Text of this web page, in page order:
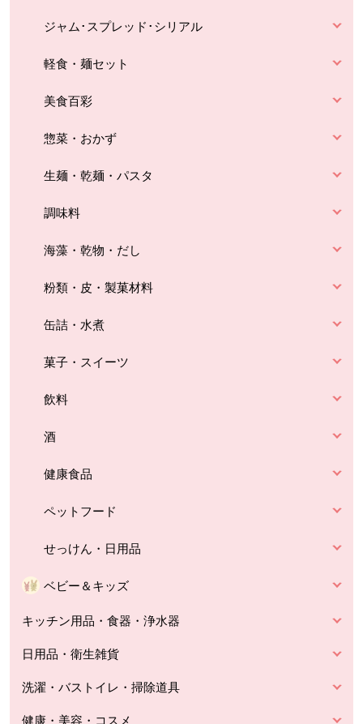
ジャム･スプレッド･シリアル
軽食・麺セット
美食百彩
惣菜・おかず
生麺・乾麺・パスタ
調味料
海藻・乾物・だし
粉類・皮・製菓材料
缶詰・水煮
菓子・スイーツ
飲料
酒
健康食品
ペットフード
せっけん・日用品
ベビー＆キッズ
キッチン用品・食器・浄水器
日用品・衛生雑貨
洗濯・バストイレ・掃除道具
健康・美容・コスメ